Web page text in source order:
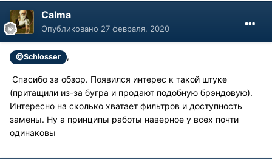
Calma
Опубликовано 27 февраля, 2020
@Schlosser ,
Спасибо за обзор. Появился интерес к такой штуке
(притащили из-за бугра и продают подобную брэндовую).
Интересно на сколько хватает фильтров и доступность
замены. Ну а принципы работы наверное у всех почти
одинаковы